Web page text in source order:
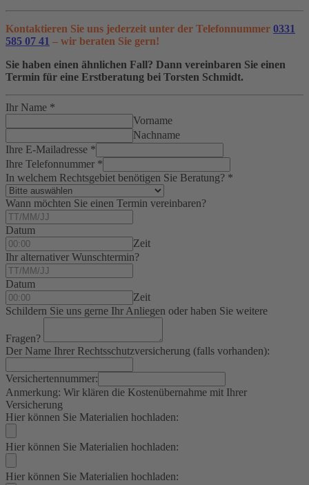
Kontaktieren Sie uns jederzeit unter der Telefonnummer 0331
585 07 41 – wir beraten Sie gern!
Sie haben einen ähnlichen Fall? Dann vereinbaren Sie einen
Termin für eine Erstberatung bei Torsten Schmidt.
Ihr Name *
Vorname
Nachname
Ihre E-Mailadresse *
Ihre Telefonnummer *
In welchem Rechtsgebiet benötigen Sie Beratung? *
Wann möchten Sie einen Termin vereinbaren?
Datum
Zeit
Ihr alternativer Wunschtermin?
Datum
Zeit
Schildern Sie uns gerne Ihr Anliegen oder haben Sie weitere
Fragen?
Der Name Ihrer Rechtsschutzversicherung (falls vorhanden):
Versichertennummer:
Anmerkung: Wir klären die Kostenübernahme mit Ihrer
Versicherung
Hier können Sie Materialien hochladen:
Hier können Sie Materialien hochladen:
Hier können Sie Materialien hochladen: